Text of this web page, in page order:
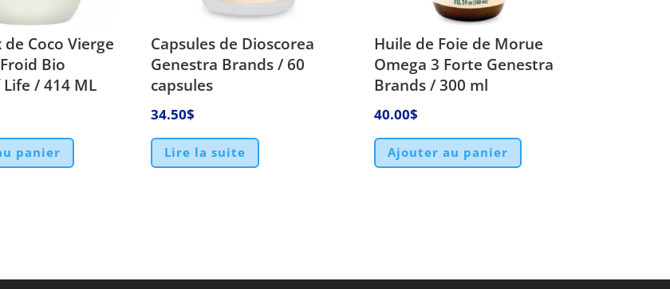
Coco Vierge
Bio
/ 414 ML
panier
Capsules de Dioscorea
Genestra Brands / 60
capsules
34.50$
Lire la suite
Huile de Foie de Morue
Omega 3 Forte Genestra
Brands / 300 ml
40.00$
Ajouter au panier